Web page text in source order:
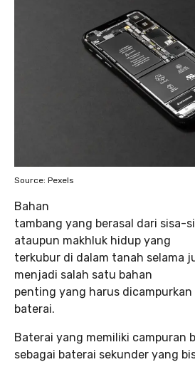
Source: Pexels
Bahan
tambang yang berasal dari sisa-
ataupun makhluk hidup yang
terkubur di dalam tanah selama
menjadi salah satu bahan
penting yang harus dicampurkan
baterai.
Baterai yang memiliki campuran
sebagai baterai sekunder yang